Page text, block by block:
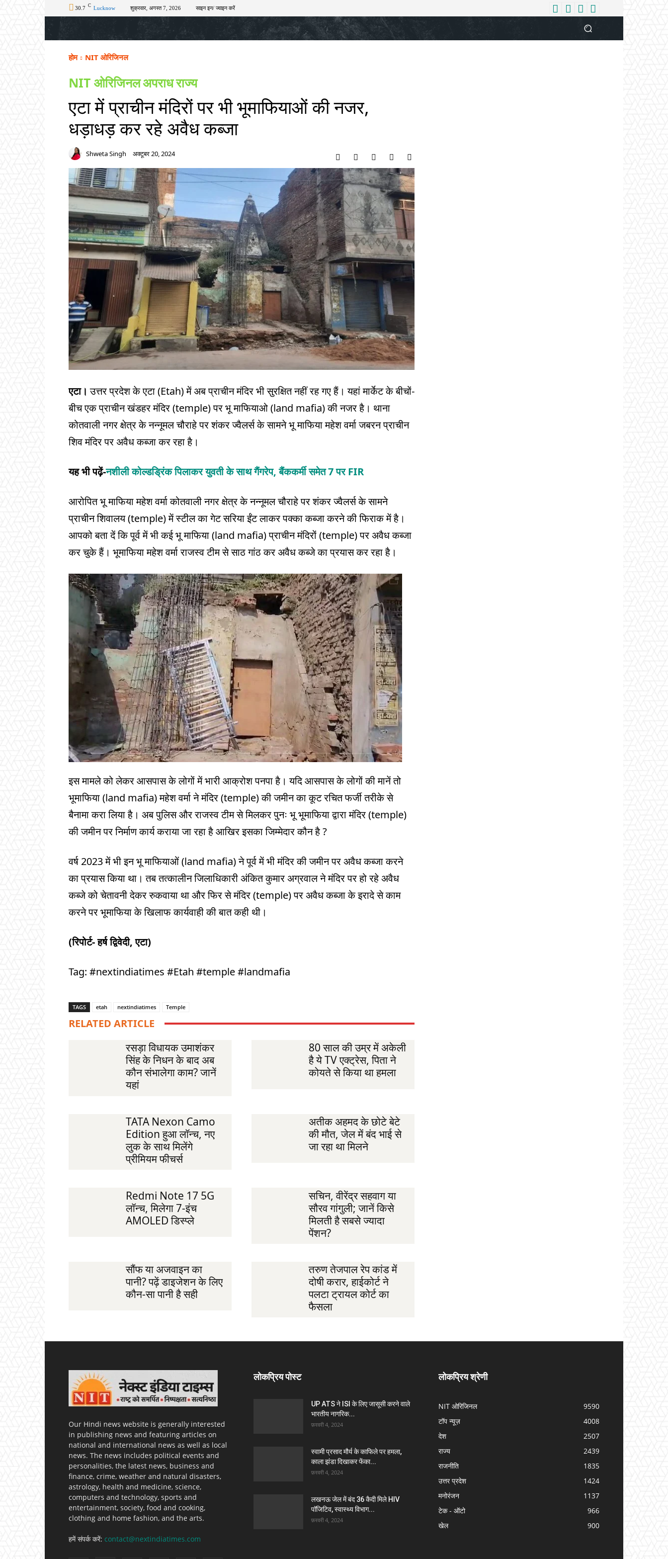
30.7 C Lucknow शुक्रवार, अगस्त 7, 2026 साइन इन/ ज्वाइन करें
अपराध चुनाव खेल टेक – ऑटो राज्य मनोरंजन लाइफस्टाइल बिजनेस आपकी आवाज
होम NIT ओरिजिनल
NIT ओरिजिनलअपराधराज्य
एटा में प्राचीन मंदिरों पर भी भूमाफियाओं की नजर,
धड़ाधड़ कर रहे अवैध कब्जा
Shweta Singh अक्टूबर 20, 2024
एटा। उत्तर प्रदेश के एटा (Etah) में अब प्राचीन मंदिर भी सुरक्षित नहीं रह गए हैं। यहां मार्केट के बीचों-
बीच एक प्राचीन खंडहर मंदिर (temple) पर भू माफियाओ (land mafia) की नजर है। थाना
कोतवाली नगर क्षेत्र के नन्नूमल चौराहे पर शंकर ज्वैलर्स के सामने भू माफिया महेश वर्मा जबरन प्राचीन
शिव मंदिर पर अवैध कब्जा कर रहा है।
यह भी पढ़ें-नशीली कोल्डड्रिंक पिलाकर युवती के साथ गैंगरेप, बैंककर्मी समेत 7 पर FIR
आरोपित भू माफिया महेश वर्मा कोतवाली नगर क्षेत्र के नन्नूमल चौराहे पर शंकर ज्वैलर्स के सामने
प्राचीन शिवालय (temple) में स्टील का गेट सरिया ईंट लाकर पक्का कब्जा करने की फिराक में है।
आपको बता दें कि पूर्व में भी कई भू माफिया (land mafia) प्राचीन मंदिरों (temple) पर अवैध कब्जा
कर चुके हैं। भूमाफिया महेश वर्मा राजस्व टीम से साठ गांठ कर अवैध कब्जे का प्रयास कर रहा है।
इस मामले को लेकर आसपास के लोगों में भारी आक्रोश पनपा है। यदि आसपास के लोगों की मानें तो
भूमाफिया (land mafia) महेश वर्मा ने मंदिर (temple) की जमीन का कूट रचित फर्जी तरीके से
बैनामा करा लिया है। अब पुलिस और राजस्व टीम से मिलकर पुनः भू भूमाफिया द्वारा मंदिर (temple)
की जमीन पर निर्माण कार्य कराया जा रहा है आखिर इसका जिम्मेदार कौन है ?
वर्ष 2023 में भी इन भू माफियाओं (land mafia) ने पूर्व में भी मंदिर की जमीन पर अवैध कब्जा करने
का प्रयास किया था। तब तत्कालीन जिलाधिकारी अंकित कुमार अग्रवाल ने मंदिर पर हो रहे अवैध
कब्जे को चेतावनी देकर रुकवाया था और फिर से मंदिर (temple) पर अवैध कब्जा के इरादे से काम
करने पर भूमाफिया के खिलाफ कार्यवाही की बात कही थी।
(रिपोर्ट- हर्ष द्विवेदी, एटा)
Tag: #nextindiatimes #Etah #temple #landmafia
TAGS etah nextindiatimes Temple
RELATED ARTICLE
रसड़ा विधायक उमाशंकर
सिंह के निधन के बाद अब
कौन संभालेगा काम? जानें
यहां
80 साल की उम्र में अकेली
है ये TV एक्ट्रेस, पिता ने
कोयते से किया था हमला
TATA Nexon Camo
Edition हुआ लॉन्च, नए
लुक के साथ मिलेंगे
प्रीमियम फीचर्स
अतीक अहमद के छोटे बेटे
की मौत, जेल में बंद भाई से
जा रहा था मिलने
Redmi Note 17 5G
लॉन्च, मिलेगा 7-इंच
AMOLED डिस्प्ले
सचिन, वीरेंद्र सहवाग या
सौरव गांगुली; जानें किसे
मिलती है सबसे ज्यादा
पेंशन?
सौंफ या अजवाइन का
पानी? पढ़ें डाइजेशन के लिए
कौन-सा पानी है सही
तरुण तेजपाल रेप कांड में
दोषी करार, हाईकोर्ट ने
पलटा ट्रायल कोर्ट का
फैसला
Our Hindi news website is generally interested
in publishing news and featuring articles on
national and international news as well as local
news. The news includes political events and
personalities, the latest news, business and
finance, crime, weather and natural disasters,
astrology, health and medicine, science,
computers and technology, sports and
entertainment, society, food and cooking,
clothing and home fashion, and the arts.
हमें संपर्क करें: contact@nextindiatimes.com
लोकप्रिय पोस्ट
UP ATS ने ISI के लिए जासूसी करने वाले
भारतीय नागरिक...
फ़रवरी 4, 2024
स्वामी प्रसाद मौर्य के काफिले पर हमला,
काला झंडा दिखाकर फेंका...
फ़रवरी 4, 2024
लखनऊ जेल में बंद 36 कैदी मिले HIV
पॉजिटिव, स्वास्थ्य विभाग...
फ़रवरी 4, 2024
लोकप्रिय श्रेणी
NIT ओरिजिनल
9590
टॉप न्यूज़
4008
देश
2507
राज्य
2439
राजनीति
1835
उत्तर प्रदेश
1424
मनोरंजन
1137
टेक - ऑटो
966
खेल
900